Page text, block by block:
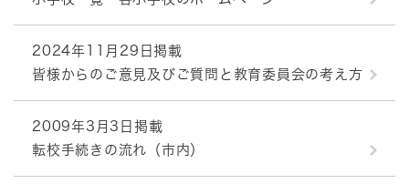
2024年11月29日掲載
皆様からのご意見及びご質問と教育委員会の考え方
2009年3月3日掲載
転校手続きの流れ（市内）